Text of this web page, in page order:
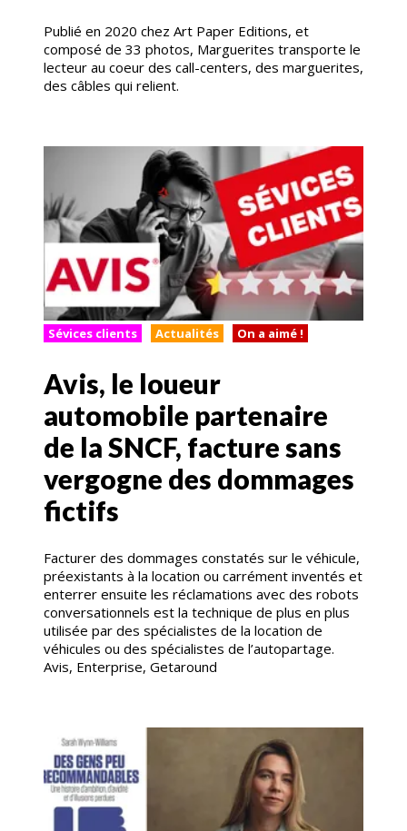
Publié en 2020 chez Art Paper Editions, et
composé de 33 photos, Marguerites transporte le
lecteur au coeur des call-centers, des marguerites,
des câbles qui relient.
Sévices clients Actualités On a aimé !
Avis, le loueur
automobile partenaire
de la SNCF, facture sans
vergogne des dommages
fictifs
Facturer des dommages constatés sur le véhicule,
préexistants à la location ou carrément inventés et
enterrer ensuite les réclamations avec des robots
conversationnels est la technique de plus en plus
utilisée par des spécialistes de la location de
véhicules ou des spécialistes de l’autopartage.
Avis, Enterprise, Getaround